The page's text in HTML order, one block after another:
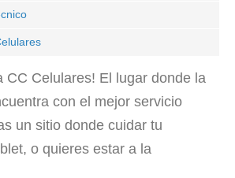
CC Celulares! El lugar donde la
con el mejor servicio
un sitio donde cuidar tu
o quieres estar a la